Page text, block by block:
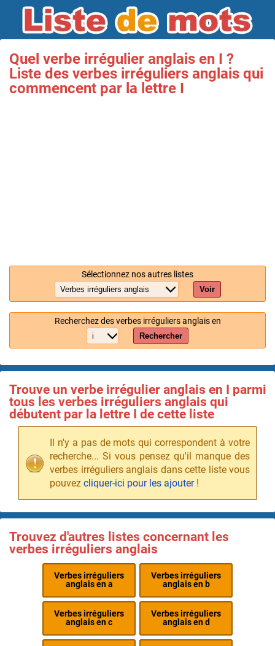
Quel verbe irrégulier anglais en I ?
Liste des verbes irréguliers anglais qui
commencent par la lettre I
Sélectionnez nos autres listes
Voir
Recherchez des verbes irréguliers anglais en
Rechercher
Trouve un verbe irrégulier anglais en I parmi
tous les verbes irréguliers anglais qui
débutent par la lettre I de cette liste
Il n'y a pas de mots qui correspondent à votre
recherche... Si vous pensez qu'il manque des
verbes irréguliers anglais dans cette liste vous
pouvez cliquer-ici pour les ajouter!
Trouvez d'autres listes concernant les
verbes irréguliers anglais
Verbes irréguliers
anglais en a
Verbes irréguliers
anglais en b
Verbes irréguliers
anglais en c
Verbes irréguliers
anglais en d